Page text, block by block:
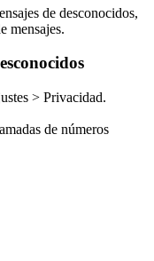
de desconocidos,
mensajes.
> Privacidad.
de números